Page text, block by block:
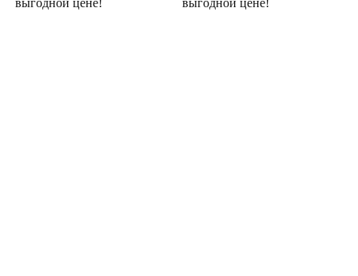
выгодной цене!
выгодной цене!